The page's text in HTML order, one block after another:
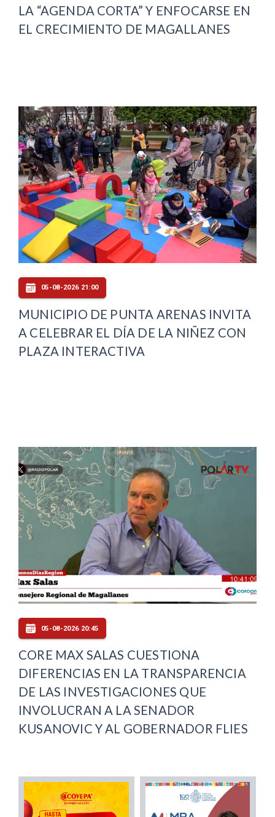
LA “AGENDA CORTA” Y ENFOCARSE EN
EL CRECIMIENTO DE MAGALLANES
05-08-2026 21:00
MUNICIPIO DE PUNTA ARENAS INVITA
A CELEBRAR EL DÍA DE LA NIÑEZ CON
PLAZA INTERACTIVA
05-08-2026 20:45
CORE MAX SALAS CUESTIONA
DIFERENCIAS EN LA TRANSPARENCIA
DE LAS INVESTIGACIONES QUE
INVOLUCRAN A LA SENADOR
KUSANOVIC Y AL GOBERNADOR FLIES